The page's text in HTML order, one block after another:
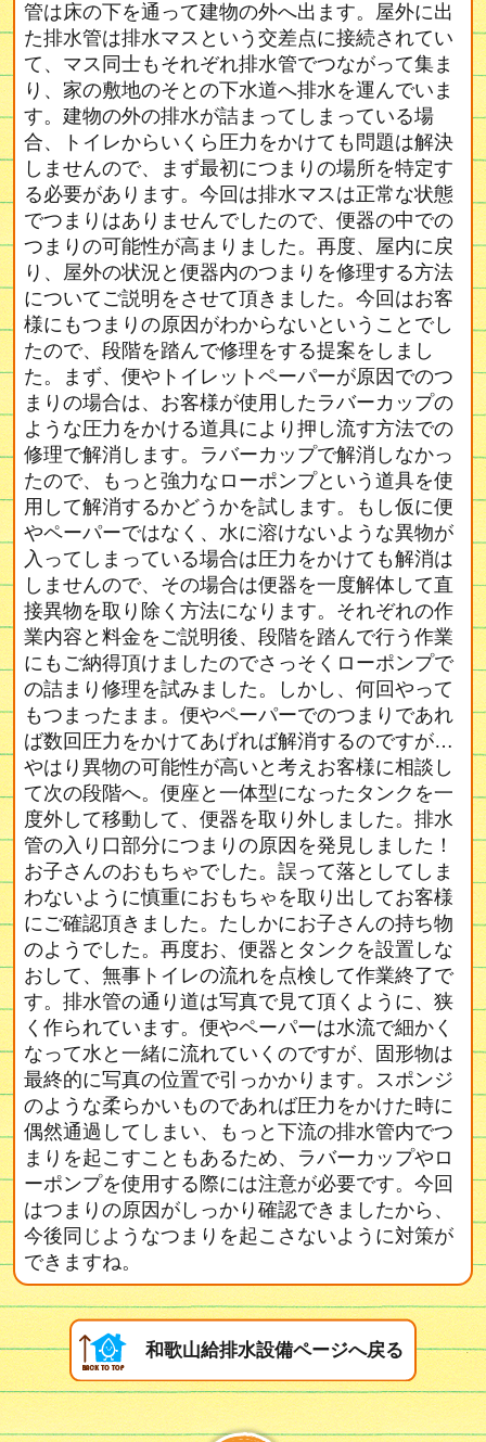
管は床の下を通って建物の外へ出ます。屋外に出
た排水管は排水マスという交差点に接続されてい
て、マス同士もそれぞれ排水管でつながって集ま
り、家の敷地のそとの下水道へ排水を運んでいま
す。建物の外の排水が詰まってしまっている場
合、トイレからいくら圧力をかけても問題は解決
しませんので、まず最初につまりの場所を特定す
る必要があります。今回は排水マスは正常な状態
でつまりはありませんでしたので、便器の中での
つまりの可能性が高まりました。再度、屋内に戻
り、屋外の状況と便器内のつまりを修理する方法
についてご説明をさせて頂きました。今回はお客
様にもつまりの原因がわからないということでし
たので、段階を踏んで修理をする提案をしまし
た。まず、便やトイレットペーパーが原因でのつ
まりの場合は、お客様が使用したラバーカップの
ような圧力をかける道具により押し流す方法での
修理で解消します。ラバーカップで解消しなかっ
たので、もっと強力なローポンプという道具を使
用して解消するかどうかを試します。もし仮に便
やペーパーではなく、水に溶けないような異物が
入ってしまっている場合は圧力をかけても解消は
しませんので、その場合は便器を一度解体して直
接異物を取り除く方法になります。それぞれの作
業内容と料金をご説明後、段階を踏んで行う作業
にもご納得頂けましたのでさっそくローポンプで
の詰まり修理を試みました。しかし、何回やって
もつまったまま。便やペーパーでのつまりであれ
ば数回圧力をかけてあげれば解消するのですが…
やはり異物の可能性が高いと考えお客様に相談し
て次の段階へ。便座と一体型になったタンクを一
度外して移動して、便器を取り外しました。排水
管の入り口部分につまりの原因を発見しました！
お子さんのおもちゃでした。誤って落としてしま
わないように慎重におもちゃを取り出してお客様
にご確認頂きました。たしかにお子さんの持ち物
のようでした。再度お、便器とタンクを設置しな
おして、無事トイレの流れを点検して作業終了で
す。排水管の通り道は写真で見て頂くように、狭
く作られています。便やペーパーは水流で細かく
なって水と一緒に流れていくのですが、固形物は
最終的に写真の位置で引っかかります。スポンジ
のような柔らかいものであれば圧力をかけた時に
偶然通過してしまい、もっと下流の排水管内でつ
まりを起こすこともあるため、ラバーカップやロ
ーポンプを使用する際には注意が必要です。今回
はつまりの原因がしっかり確認できましたから、
今後同じようなつまりを起こさないように対策が
できますね。
和歌山給排水設備ページへ戻る